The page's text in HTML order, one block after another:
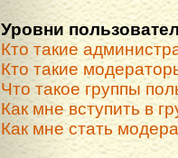
Уровни
Кто такие
Кто такие
Что такое группы
Как мне вступить в
Как мне стать